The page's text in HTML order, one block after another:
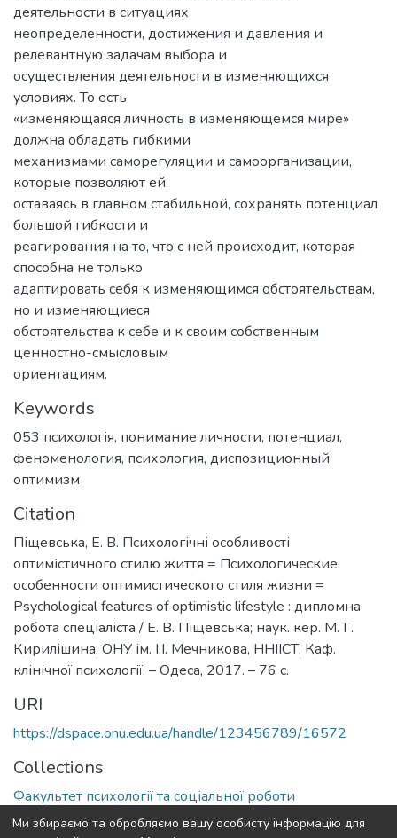
деятельности в ситуациях
неопределенности, достижения и давления и
релевантную задачам выбора и
осуществления деятельности в изменяющихся
условиях. То есть
«изменяющаяся личность в изменяющемся мире»
должна обладать гибкими
механизмами саморегуляции и самоорганизации,
которые позволяют ей,
оставаясь в главном стабильной, сохранять потенциал
большой гибкости и
реагирования на то, что с ней происходит, которая
способна не только
адаптировать себя к изменяющимся обстоятельствам,
но и изменяющиеся
обстоятельства к себе и к своим собственным
ценностно-смысловым
ориентациям.
Keywords
053 психологія, понимание личности, потенциал,
феноменология, психология, диспозиционный
оптимизм
Citation
Піщевська, Е. В. Психологічні особливості
оптимістичного стилю життя = Психологические
особенности оптимистического стиля жизни =
Psychological features of optimistic lifestyle : дипломна
робота спеціаліста / Е. В. Піщевська; наук. кер. М. Г.
Кирилішина; ОНУ ім. І.І. Мечникова, ННІІСТ, Каф.
клінічної психології. – Одеса, 2017. – 76 с.
URI
https://dspace.onu.edu.ua/handle/123456789/16572
Collections
Факультет психології та соціальної роботи
Ми збираємо та обробляємо вашу особисту інформацію для